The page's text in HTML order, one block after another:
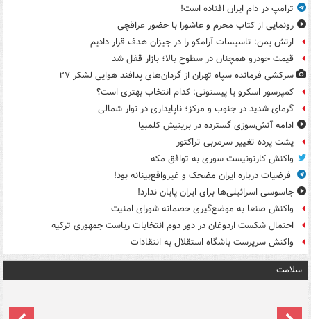
ترامپ در دام ایران افتاده است!
رونمایی از کتاب محرم و عاشورا با حضور عراقچی
ارتش یمن: تاسیسات آرامکو را در جیزان هدف قرار دادیم
قیمت خودرو همچنان در سطوح بالا؛ بازار قفل شد
سرکشی فرمانده سپاه تهران از گردان‌های پدافند هوایی لشکر ۲۷
کمپرسور اسکرو یا پیستونی: کدام انتخاب بهتری است؟
گرمای شدید در جنوب و مرکز؛ ناپایداری در نوار شمالی
ادامه آتش‌سوزی گسترده در بریتیش کلمبیا
پشت پرده تغییر سرمربی تراکتور
واکنش کارتونیست سوری به توافق مکه
فرضیات درباره ایران مضحک و غیرواقع‌بینانه بود!
جاسوسی اسرائیلی‌ها برای ایران پایان ندارد!
واکنش صنعا به موضع‌گیری خصمانه شورای امنیت
احتمال شکست اردوغان در دور دوم انتخابات ریاست جمهوری ترکیه
واکنش سرپرست باشگاه استقلال به انتقادات
سلامت